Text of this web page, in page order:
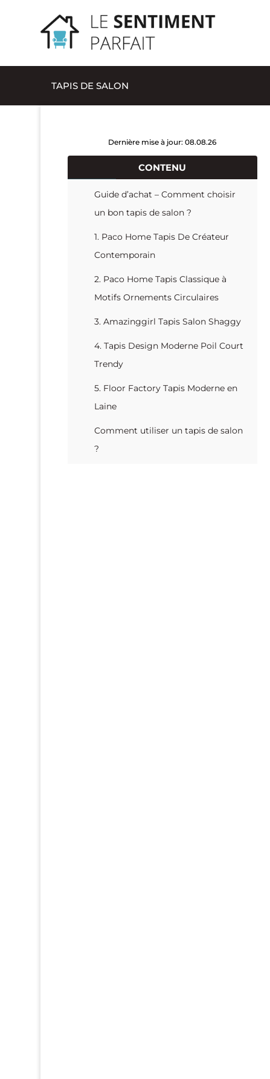
TAPIS DE SALON
Dernière mise à jour: 08.08.26
CONTENU
Guide d’achat – Comment choisir
un bon tapis de salon ?
1. Paco Home Tapis De Créateur
Contemporain
2. Paco Home Tapis Classique à
Motifs Ornements Circulaires
3. Amazinggirl Tapis Salon Shaggy
4. Tapis Design Moderne Poil Court
Trendy
5. Floor Factory Tapis Moderne en
Laine
Comment utiliser un tapis de salon
?